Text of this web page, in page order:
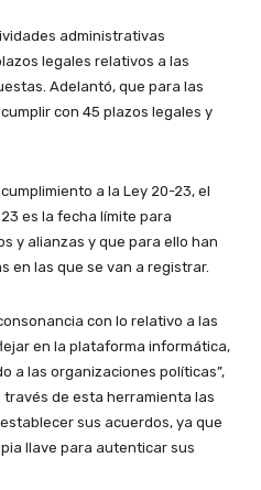
administrativas
legales relativos a las
Adelantó, que para las
con 45 plazos legales y
a la Ley 20-23, el
es la fecha límite para
y alianzas y que para ello han
en las que se van a registrar.
con lo relativo a las
en la plataforma informática,
a las organizaciones políticas”,
través de esta herramienta las
sus acuerdos, ya que
llave para autenticar sus